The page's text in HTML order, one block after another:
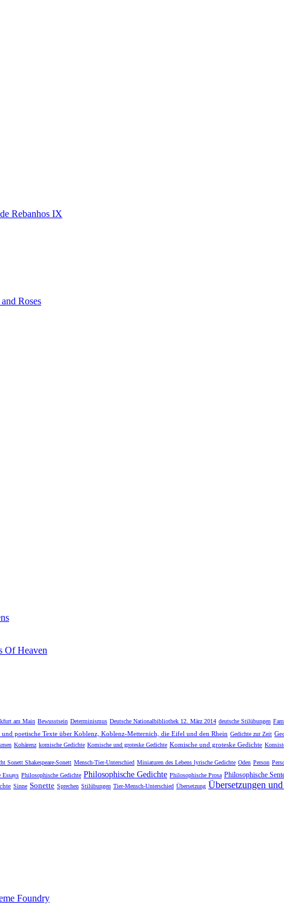
Rebanhos IX
Roses
Of Heaven
am Main Bewusstsein Determinismus Deutsche Nationalbibliothek 12. März 2014 deutsche Stilübungen
und poetische Texte über Koblenz, Koblenz-Metternich, die Eifel und den Rhein Gedichte zur Zeit
Kohärenz komische Gedichte Komische und groteske Gedichte Komische und groteske Gedichte
Sonett Shakespeare-Sonett Mensch-Tier-Unterschied Miniaturen des Lebens lyrische Gedichte Oden Person
Essays Philosophische Gedichte Philosophische Gedichte Philosophische Prosa Philosophische
Sinne Sonette Sprechen Stilübungen Tier-Mensch-Unterschied Übersetzung Übersetzungen
Foundry